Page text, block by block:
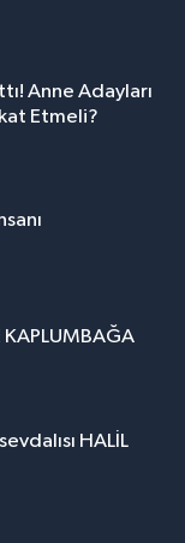
Anne Adayları
Etmeli?
KAPLUMBAĞA
HALİL